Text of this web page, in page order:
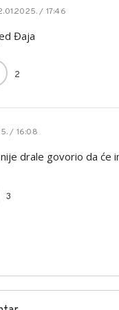
/ 17:46
Đaja
2
/ 16:08
drale govorio da će
3